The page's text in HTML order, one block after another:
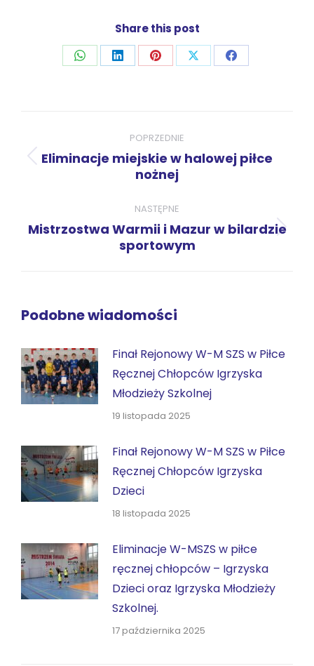
Share this post
UdostępnijUdostępnijUdostępnijUdostępnijUdostępnij
POPRZEDNIE
Poprzedni
wpis:
Eliminacje miejskie w halowej piłce
nożnej
NASTĘPNE
Następny
wpis:
Mistrzostwa Warmii i Mazur w bilardzie
sportowym
Podobne wiadomości
Finał Rejonowy W-M SZS w Piłce
Ręcznej Chłopców Igrzyska
Młodzieży Szkolnej
19 listopada 2025
Finał Rejonowy W-M SZS w Piłce
Ręcznej Chłopców Igrzyska
Dzieci
18 listopada 2025
Eliminacje W-MSZS w piłce
ręcznej chłopców – Igrzyska
Dzieci oraz Igrzyska Młodzieży
Szkolnej.
17 października 2025